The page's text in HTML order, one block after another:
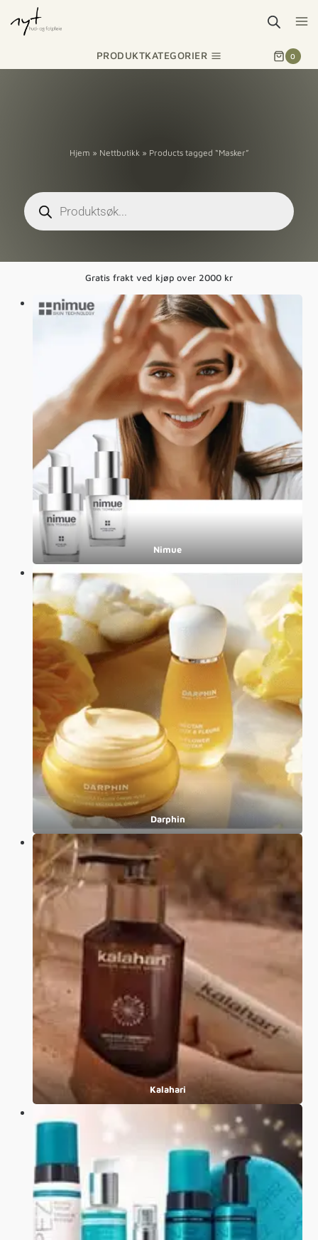
PRODUKTKATEGORIER 0
Hjem » Nettbutikk» Products tagged “Masker”
Gratis frakt ved kjøp over 2000 kr
Nimue
Darphin
Kalahari